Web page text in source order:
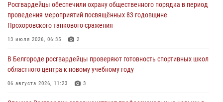
06 августа 2026, 12:05 3
В Белгороде росгвардейцы проверяют готовность спортивных школ
областного центра к новому учебному году
Росгвардия обеспечила общественную безопасность празднования
83-й годовщины освобождения г. Белгорода от немецко -
Росгвардейцы обеспечили охрану общественного порядка в период
проведения мероприятий посвящённых 83 годовщине
Прохоровского танкового сражения
13 июля 2026, 06:35 2
В Белгороде росгвардейцы проверяют готовность спортивных школ
областного центра к новому учебному году
06 августа 2026, 11:23 3